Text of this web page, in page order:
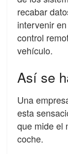
recabar
intervenir
control
vehículo.
Así se
Una
esta
que mide el
coche.